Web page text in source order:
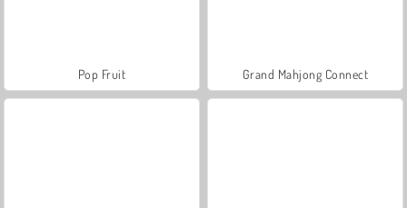
Pop Fruit Grand Mahjong Connect